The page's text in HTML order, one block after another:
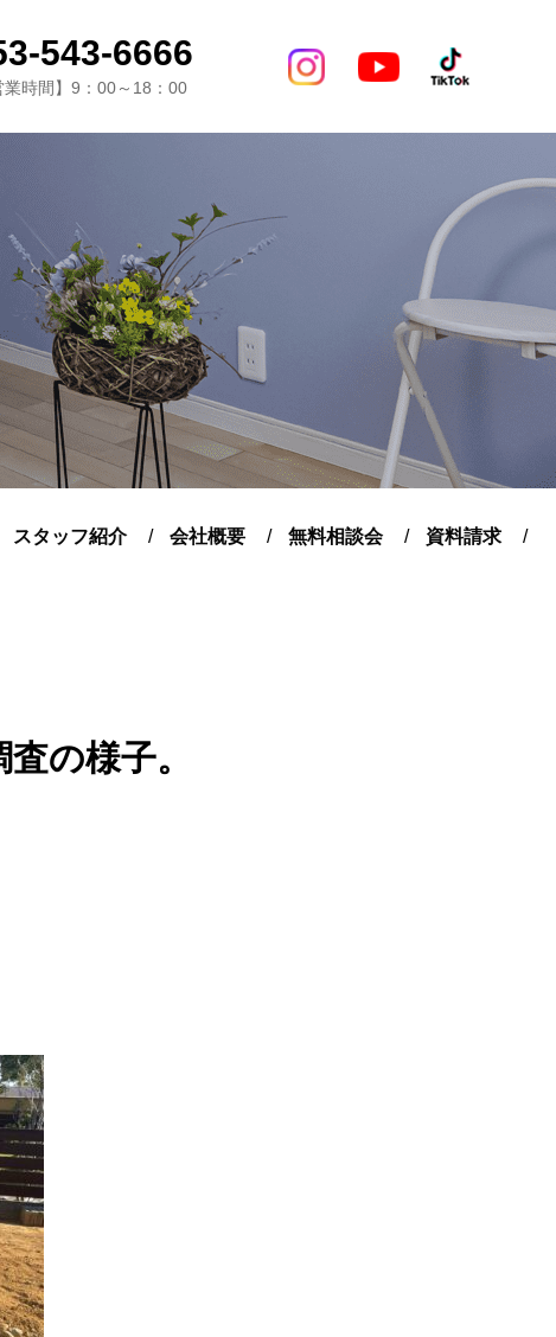
543-6666
業時間】9：00～18：00
スタッフ紹介 会社概要 無料相談会 資料請求
の様子。